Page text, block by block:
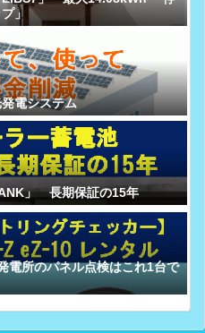
」
電システム
」 長期保証の15年
電所のパネル点検はこれ1台で